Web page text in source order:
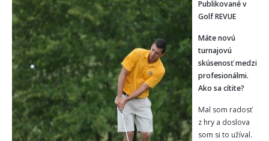
Publikované v
Golf REVUE
Máte novú
turnajovú
skúsenosť medzi
profesionálmi.
Ako sa cítite?
Mal som radosť
z hry a doslova
som si to užíval.